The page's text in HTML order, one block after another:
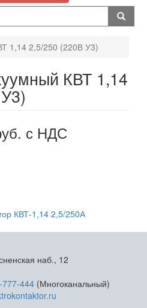
1,14 2,5/250 (220В У3)
КВТ 1,14
с НДС
КВТ-1,14 2,5/250А
наб., 12
444(Многоканальный)